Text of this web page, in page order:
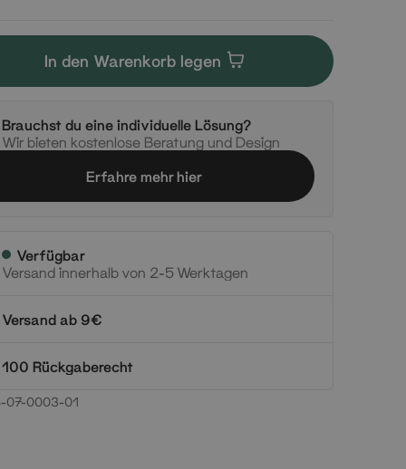
In den Warenkorb legen
Brauchst du eine individuelle Lösung?
Wir bieten kostenlose Beratung und Design
Erfahre mehr hier
Verfügbar
Versand innerhalb von 2-5 Werktagen
Versand ab 9€
100 Rückgaberecht
07-0003-01